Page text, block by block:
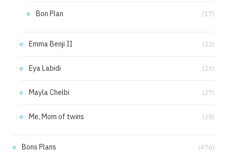
Bon Plan (17)
Emma Benji II (22)
Eya Labidi (23)
Mayla Chelbi (27)
Me, Mom of twins (29)
Bons Plans (476)